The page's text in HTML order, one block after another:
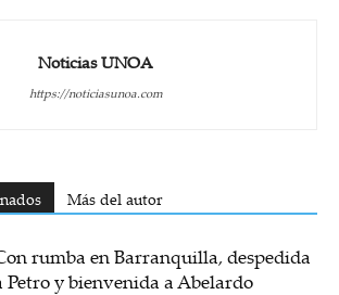
Noticias UNOA
https://noticiasunoa.com
Más del autor
rumba en Barranquilla, despedida
Petro y bienvenida a Abelardo